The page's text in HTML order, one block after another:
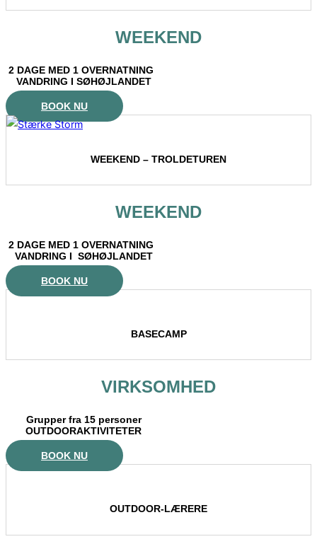
WEEKEND
2 DAGE MED 1 OVERNATNING
VANDRING I SØHØJLANDET
BOOK NU
WEEKEND – TROLDETUREN
WEEKEND
2 DAGE MED 1 OVERNATNING
VANDRING I SØHØJLANDET
BOOK NU
BASECAMP
VIRKSOMHED
Grupper fra 15 personer
OUTDOORAKTIVITETER
BOOK NU
OUTDOOR-LÆRERE